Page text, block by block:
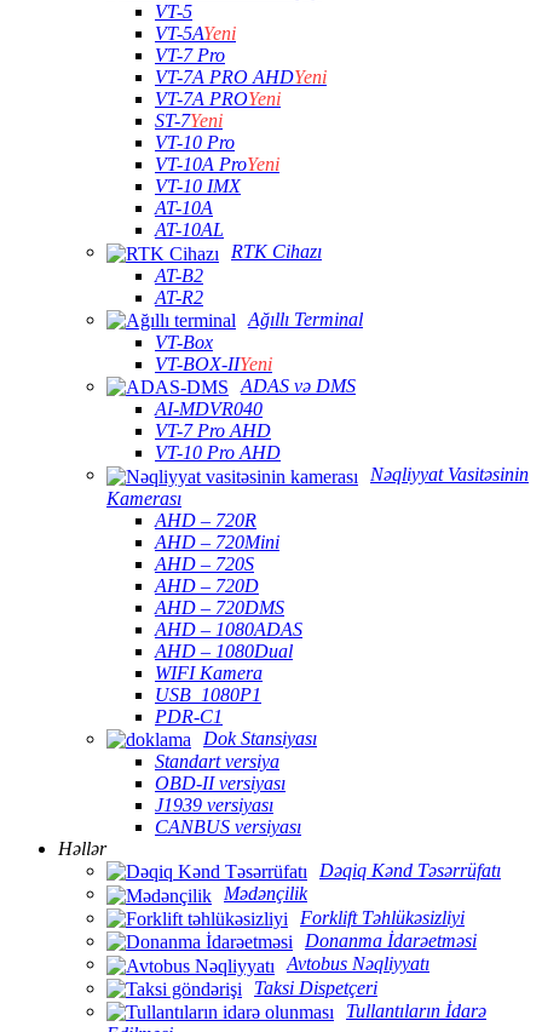
VT-5
VT-5AYeni
VT-7 Pro
VT-7A PRO AHDYeni
VT-7A PROYeni
ST-7Yeni
VT-10 Pro
VT-10A ProYeni
VT-10 IMX
AT-10A
AT-10AL
RTK Cihazı
AT-B2
AT-R2
Ağıllı Terminal
VT-Box
VT-BOX-IIYeni
ADAS və DMS
AI-MDVR040
VT-7 Pro AHD
VT-10 Pro AHD
Nəqliyyat Vasitəsinin
Kamerası
AHD – 720R
AHD – 720Mini
AHD – 720S
AHD – 720D
AHD – 720DMS
AHD – 1080ADAS
AHD – 1080Dual
WIFI Kamera
USB_1080P1
PDR-C1
Dok Stansiyası
Standart versiya
OBD-II versiyası
J1939 versiyası
CANBUS versiyası
Həllər
Dəqiq Kənd Təsərrüfatı
Mədənçilik
Forklift Təhlükəsizliyi
Donanma İdarəetməsi
Avtobus Nəqliyyatı
Taksi Dispetçeri
Tullantıların İdarə